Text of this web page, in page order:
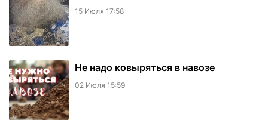
15 Июля 17:58
Не надо ковыряться в навозе
02 Июля 15:59